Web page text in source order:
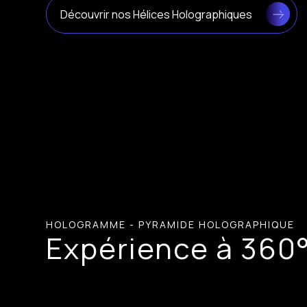
Découvrir nos Hélices Holographiques
HOLOGRAMME - PYRAMIDE HOLOGRAPHIQUE
Expérience à